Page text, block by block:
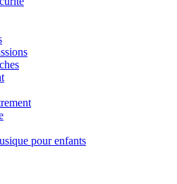
pour enfants